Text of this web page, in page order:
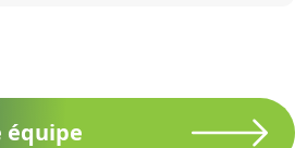
équipe